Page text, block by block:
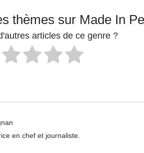
thèmes sur Made In
articles de ce genre ?
en chef et journaliste.